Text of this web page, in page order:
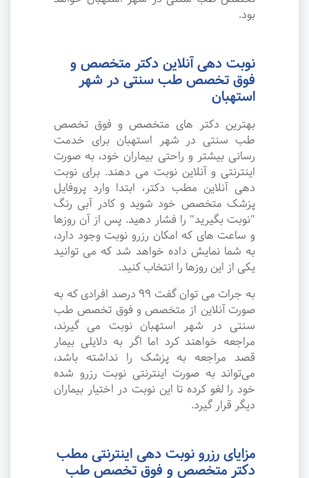
بود.
نوبت دهی آنلاین دکتر متخصص و
فوق تخصص طب سنتی در شهر
استهبان
بهترین دکتر های متخصص و فوق تخصص
طب سنتی در شهر استهبان برای خدمت
رسانی بیشتر و راحتی بیماران خود، به صورت
اینترنتی و آنلاین نوبت می دهند. برای نوبت
دهی آنلاین مطب دکتر، ابتدا وارد پروفایل
پزشک متخصص خود شوید و کادر آبی رنگ
"نوبت بگیرید" را فشار دهید. پس از آن روزها
و ساعت های که امکان رزرو نوبت وجود دارد،
به شما نمایش داده خواهد شد که می توانید
یکی از این روزها را انتخاب کنید.
به جرات می‌ توان گفت ۹۹ درصد افرادی که به
صورت آنلاین از متخصص و فوق تخصص طب
سنتی در شهر استهبان نوبت می گیرند،
مراجعه خواهند کرد اما اگر به دلایلی بیمار
قصد مراجعه به پزشک را نداشته باشد،
می‌تواند به صورت اینترنتی نوبت رزرو شده
خود را لغو کرده تا این نوبت در اختیار بیماران
دیگر قرار گیرد.
مزایای رزرو نوبت دهی اینترنتی مطب
دکتر متخصص و فوق تخصص طب